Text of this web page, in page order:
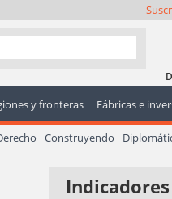
y fronteras Fábricas e
Construyendo